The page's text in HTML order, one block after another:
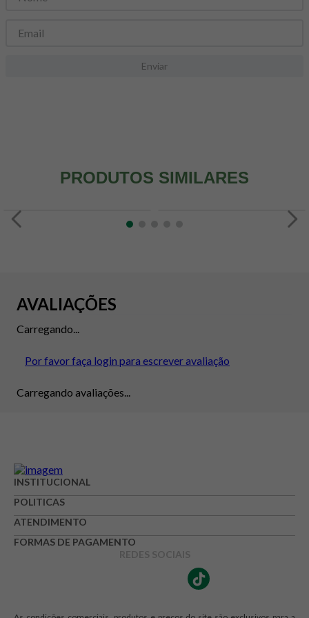
Enviar
PRODUTOS SIMILARES
AVALIAÇÕES
Carregando...
Por favor faça login para escrever avaliação
Carregando avaliações...
INSTITUCIONAL
POLITICAS
ATENDIMENTO
FORMAS DE PAGAMENTO
REDES SOCIAIS
8º snack proteico mundo verde
9 psyllium